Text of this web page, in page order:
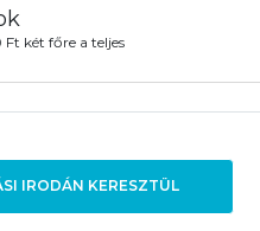
két főre a teljes
IRODÁN KERESZTÜL